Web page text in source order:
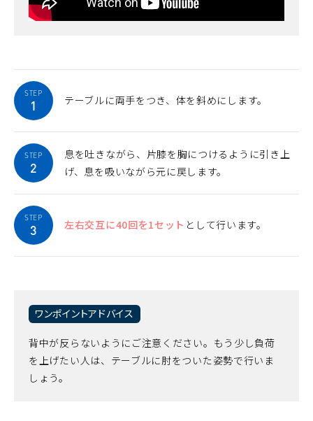
STEP
1 テーブルに両手をつき、体を斜めにします。
STEP
2
息を吐きながら、片膝を胸につけるように引き上
げ、息を吸いながら元に戻します。
STEP
3 左右交互に40回を1セット として行います。
ワンポイントアドバイス
背中が反らないようにご注意ください。もう少し負荷
を上げたい人は、テーブルに肘をついた姿勢で行いま
しょう。